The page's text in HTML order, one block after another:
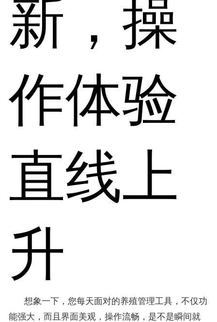
新，操
作体验
直线上
升
想象一下，您每天面对的养殖管理工具，不仅功
能强大，而且界面美观，操作流畅，是不是瞬间就